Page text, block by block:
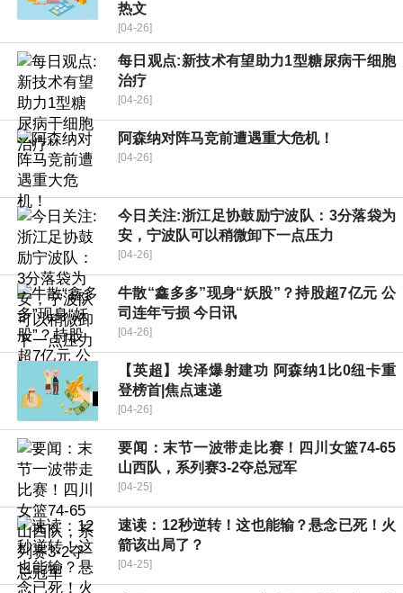
热文
[04-26]
每日观点:新技术有望助力1型糖尿病干细胞
治疗
[04-26]
阿森纳对阵马竞前遭遇重大危机！
[04-26]
今日关注:浙江足协鼓励宁波队：3分落袋为
安，宁波队可以稍微卸下一点压力
[04-26]
牛散“鑫多多”现身“妖股”？持股超7亿元 公
司连年亏损 今日讯
[04-26]
【英超】埃泽爆射建功 阿森纳1比0纽卡重
登榜首|焦点速递
[04-26]
要闻：末节一波带走比赛！四川女篮74-65
山西队，系列赛3-2夺总冠军
[04-25]
速读：12秒逆转！这也能输？悬念已死！火
箭该出局了？
[04-25]